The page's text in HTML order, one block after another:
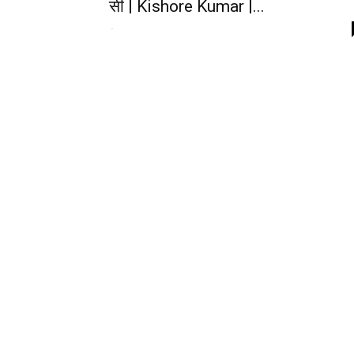
सी | Kishore Kumar |...
-